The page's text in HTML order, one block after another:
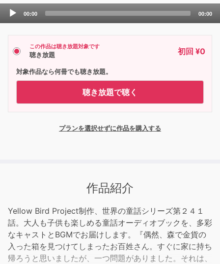
Audio
00:00 00:00
この作品は聴き放題対象です
聴き放題 初回 ¥0
対象作品なら何冊でも聴き放題。
聴き放題で聴く
プランを選択せずに作品を購入する
作品紹介
Yellow Bird Project制作、世界の童話シリーズ第２４１
話。大人も子供も楽しめる童話オーディオブックを、多彩
なキャストとBGMでお届けします。『偶然、森で金貨の
入った箱を見つけてしまったお百姓さん。すぐに家に持ち
帰ろうと思いましたが、一つ問題がありました。それは、